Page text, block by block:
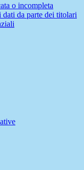
o incompleta
dati da parte dei titolari